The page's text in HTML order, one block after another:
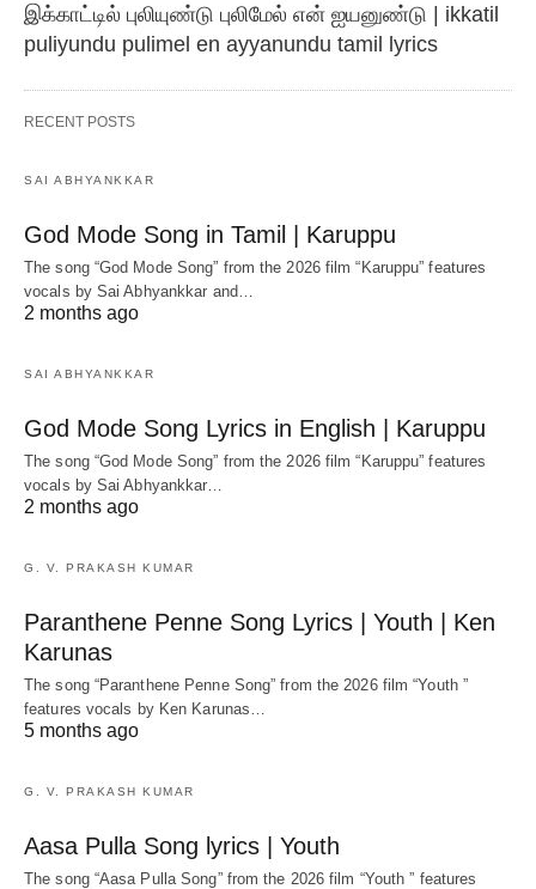
இக்காட்டில் புலியுண்டு புலிமேல் என் ஐயனுண்டு | ikkatil
puliyundu pulimel en ayyanundu tamil lyrics
RECENT POSTS
SAI ABHYANKKAR
God Mode Song in Tamil | Karuppu
The song “God Mode Song” from the 2026 film “Karuppu” features
vocals by Sai Abhyankkar‬ and…
2 months ago
SAI ABHYANKKAR
God Mode Song Lyrics in English | Karuppu
The song “God Mode Song” from the 2026 film “Karuppu” features
vocals by Sai Abhyankkar‬…
2 months ago
G. V. PRAKASH KUMAR
Paranthene Penne Song Lyrics | Youth | Ken
Karunas
The song “Paranthene Penne Song” from the 2026 film “Youth ”
features vocals by Ken Karunas…
5 months ago
G. V. PRAKASH KUMAR
Aasa Pulla Song lyrics | Youth
The song “Aasa Pulla Song” from the 2026 film “Youth ” features